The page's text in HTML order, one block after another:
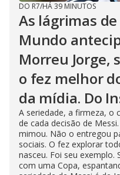
DO R7/HÁ 39 MINUTOS
As lágrimas
Mundo
Morreu Jorge,
o fez melhor
da mídia. Do
A seriedade, a firmeza, o
de cada decisão de
mimou. Não o entregou
sociais. O fez explorar
nasceu. Foi seu exemplo.
com uma Copa,